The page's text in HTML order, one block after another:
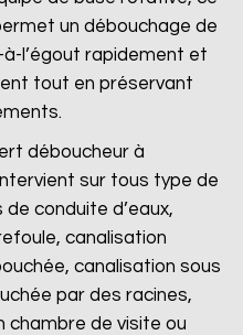
un débouchage de
l’égout rapidement et
tout en préservant
déboucheur à
sur tous type de
conduite d’eaux,
canalisation
canalisation sous
par des racines,
chambre de visite ou